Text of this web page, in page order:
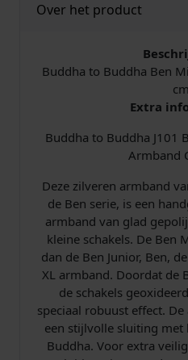
J
1
e
n
i
1
7
c
m
a
a
n
Over het product
Buddha to Buddha Ben
cm
Extra
Buddha to Buddha J101
Armband
Deze zilveren armband
de Ben serie, is een
armband van glad
kleine schakels. De Ben
dan de Ben Junior, Ben,
XL armband. Doordat de
de schakels
speciaal robuust effect.
een stijlvolle sluiting met
Buddha. Voor extra